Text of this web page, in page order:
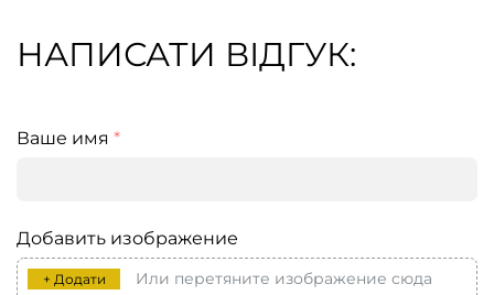
НАПИСАТИ ВІДГУК:
Ваше имя *
Добавить изображение
+ Додати Или перетяните изображение сюда